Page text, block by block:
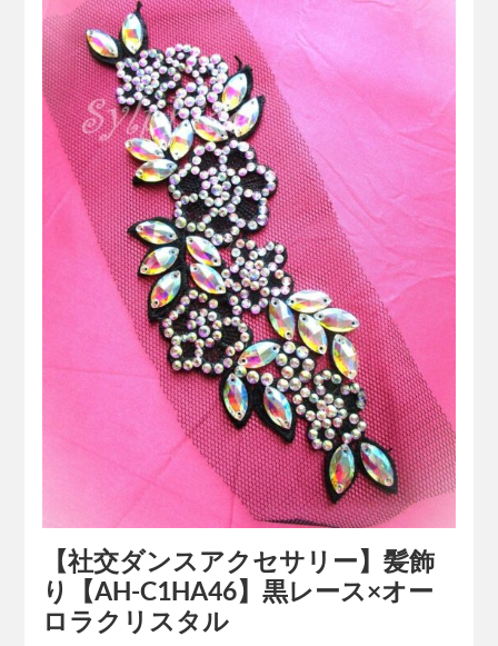
【社交ダンスアクセサリー】髪飾
り【AH-C1HA46】黒レース×オー
ロラクリスタル